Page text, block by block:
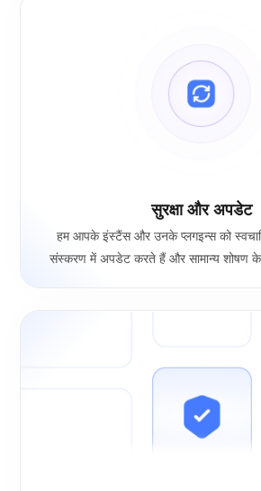
सुरक्षा और अपडेट
हम आपके इंस्टैंस और उनके प्लगइन्स को
संस्करण में अपडेट करते हैं और सामान्य शोषण के